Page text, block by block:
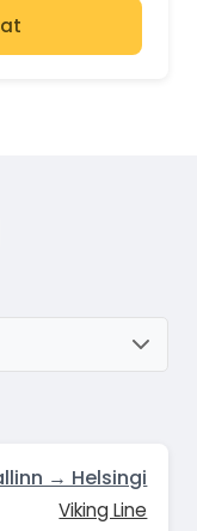
→ Helsingi
Viking Line